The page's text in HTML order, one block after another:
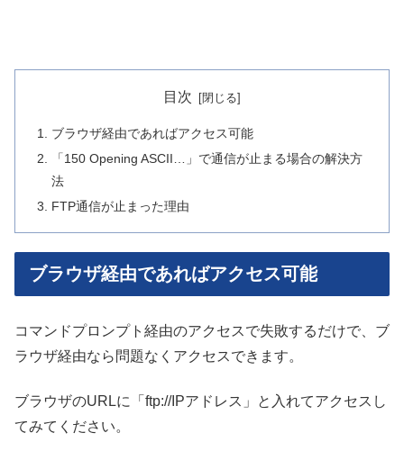
目次
ブラウザ経由であればアクセス可能
「150 Opening ASCII…」で通信が止まる場合の解決方
法
FTP通信が止まった理由
ブラウザ経由であればアクセス可能
コマンドプロンプト経由のアクセスで失敗するだけで、ブ
ラウザ経由なら問題なくアクセスできます。
ブラウザのURLに「ftp://IPアドレス」と入れてアクセスし
てみてください。